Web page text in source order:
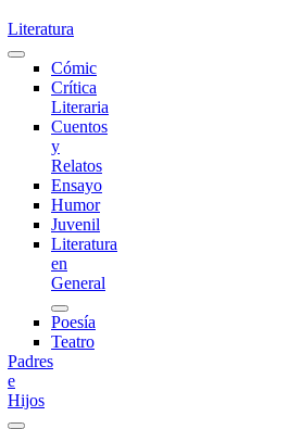
Literatura
Cómic
Crítica
Literaria
Cuentos
y
Relatos
Ensayo
Humor
Juvenil
Literatura
en
General
Poesía
Teatro
Padres
e
Hijos